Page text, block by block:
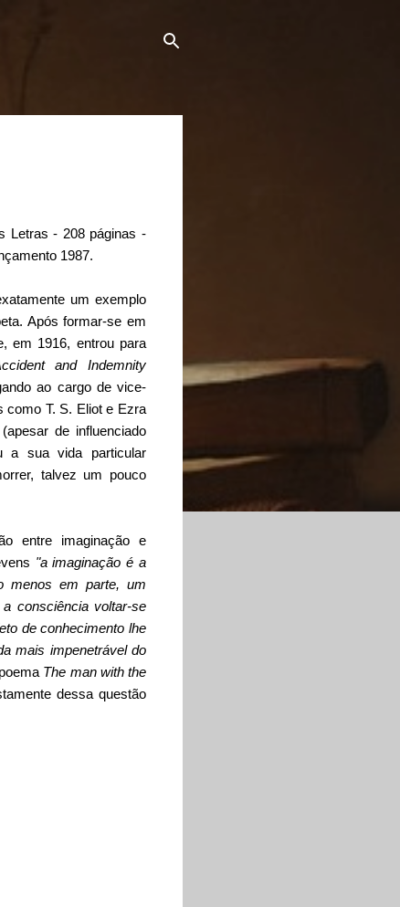
Letras - 208 páginas -
1987.
um exemplo
Após formar-se em
em 1916, entrou para
and Indemnity
ao cargo de vice-
como T. S. Eliot e Ezra
de influenciado
a sua vida particular
talvez um pouco
entre imaginação e
"a imaginação é a
menos em parte, um
consciência voltar-se
de conhecimento lhe
mais impenetrável do
The man with the
dessa questão